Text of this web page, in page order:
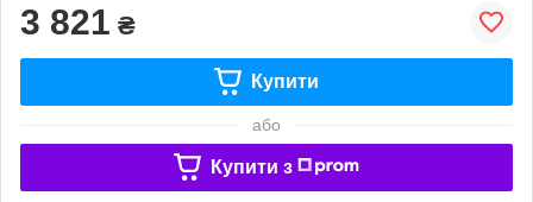
3 821 ₴
Купити
або
Купити з